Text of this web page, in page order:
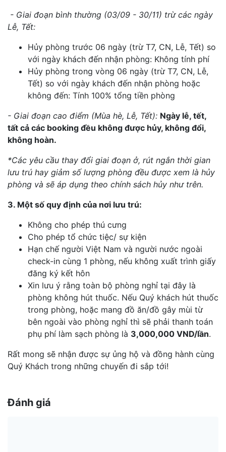
- Giai đoạn bình thường (03/09 - 30/11) trừ các ngày
Lễ, Tết:
Hủy phòng trước 06 ngày (trừ T7, CN, Lễ, Tết) so
với ngày khách đến nhận phòng: Không tính phí
Hủy phòng trong vòng 06 ngày (trừ T7, CN, Lễ,
Tết) so với ngày khách đến nhận phòng hoặc
không đến: Tính 100% tổng tiền phòng
- Giai đoạn cao điểm (Mùa hè, Lễ, Tết): Ngày lễ, tết,
tất cả các booking đều không được hủy, không đổi,
không hoàn.
*Các yêu cầu thay đổi giai đoạn ở, rút ngắn thời gian
lưu trú hay giảm số lượng phòng đều được xem là hủy
phòng và sẽ áp dụng theo chính sách hủy như trên.
3. Một số quy định của nơi lưu trú:
Không cho phép thú cưng
Cho phép tổ chức tiệc/ sự kiện
Hạn chế người Việt Nam và người nước ngoài
check-in cùng 1 phòng, nếu không xuất trình giấy
đăng ký kết hôn
Xin lưu ý rằng toàn bộ phòng nghỉ tại đây là
phòng không hút thuốc. Nếu Quý khách hút thuốc
trong phòng, hoặc mang đồ ăn/đồ gây mùi từ
bên ngoài vào phòng nghỉ thì sẽ phải thanh toán
phụ phí làm sạch phòng là 3,000,000 VND/lần.
Rất mong sẽ nhận được sự ủng hộ và đồng hành cùng
Quý Khách trong những chuyến đi sắp tới!
Đánh giá